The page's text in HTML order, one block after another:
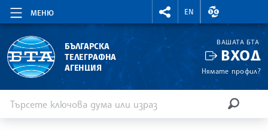
МЕНЮ
RIGHTMENU.SOCIAL
EN
ВАЛУТНИ
БЪЛГАРСКА
ТЕЛЕГРАФНА
АГЕНЦИЯ
ВАШАТА БТА
ВХОД
Нямате профил?